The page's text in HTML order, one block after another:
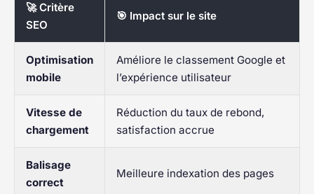
🚀 Critère
SEO
🎯 Impact sur le site
Optimisation
mobile
Améliore le classement Google et
l’expérience utilisateur
Vitesse de
chargement
Réduction du taux de rebond,
satisfaction accrue
Balisage
correct
Meilleure indexation des pages